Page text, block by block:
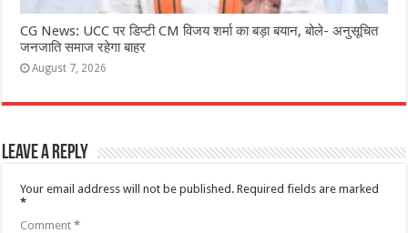
CG News: UCC पर डिप्टी CM विजय शर्मा का बड़ा बयान, बोले- अनुसूचित
जनजाति समाज रहेगा बाहर
August 7, 2026
Leave a Reply
Your email address will not be published. Required fields are marked
*
Comment*